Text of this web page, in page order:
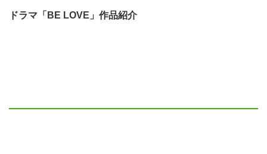
ドラマ「BE LOVE」作品紹介